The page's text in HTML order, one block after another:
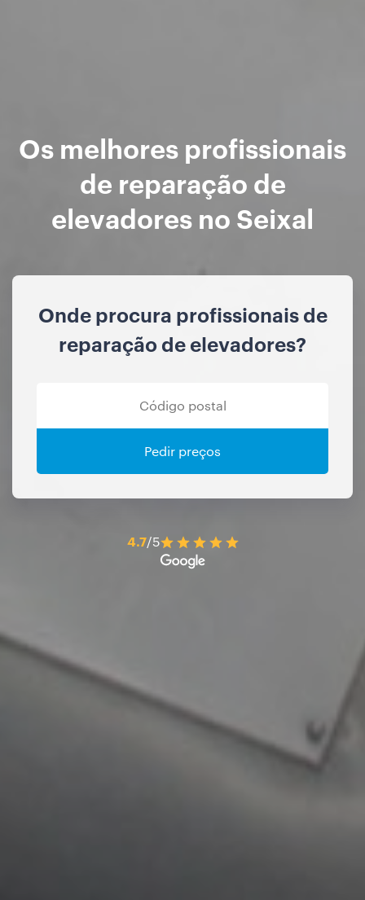
Os melhores profissionais
de reparação de
elevadores no Seixal
Onde procura profissionais de
reparação de elevadores?
Pedir preços
4.7/5